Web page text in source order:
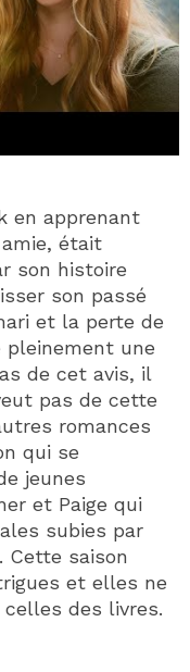
en apprenant
était
son histoire
son passé
et la perte de
pleinement une
de cet avis, il
pas de cette
romances
qui se
jeunes
et Paige qui
subies par
Cette saison
et elles ne
des livres.